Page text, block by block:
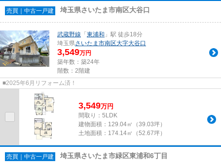
売買｜中古一戸建 埼玉県さいたま市南区大谷口
武蔵野線 「 東浦和 」駅 徒歩18分
埼玉県さいたま市南区大字大谷口
3,549万円
築年数：築24年
階数：2階建
■2025年6月リフォーム済！
3,549万円
間取り：5LDK
建物面積： 129.04㎡（39.03坪）
土地面積： 174.14㎡（52.67坪）
売買｜中古一戸建 埼玉県さいたま市緑区東浦和6丁目